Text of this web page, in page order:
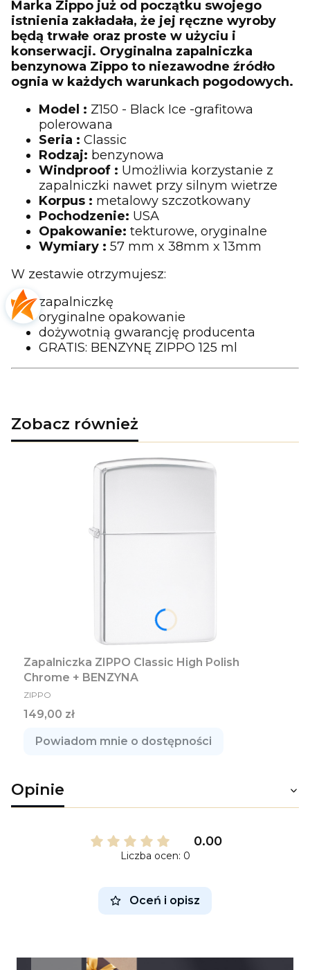
Marka Zippo już od początku swojego
istnienia zakładała, że jej ręczne wyroby
będą trwałe oraz proste w użyciu i
konserwacji. Oryginalna zapalniczka
benzynowa Zippo to niezawodne źródło
ognia w każdych warunkach pogodowych.
Model : Z150 - Black Ice -grafitowa
polerowana
Seria : Classic
Rodzaj: benzynowa
Windproof : Umożliwia korzystanie z
zapalniczki nawet przy silnym wietrze
Korpus : metalowy szczotkowany
Pochodzenie: USA
Opakowanie: tekturowe, oryginalne
Wymiary : 57 mm x 38mm x 13mm
W zestawie otrzymujesz:
zapalniczkę
oryginalne opakowanie
dożywotnią gwarancję producenta
GRATIS: BENZYNĘ ZIPPO 125 ml
Zobacz również
Zapalniczka ZIPPO Classic High Polish
Chrome + BENZYNA
PRODUCENT
ZIPPO
Cena
149,00 zł
Powiadom mnie o dostępności
Opinie
0.00
Liczba ocen: 0
Oceń i opisz